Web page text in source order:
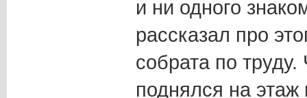
и ни одного
рассказал про
собрата по
поднялся на